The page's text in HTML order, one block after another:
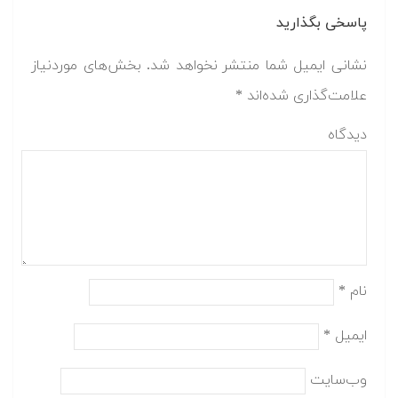
پاسخی بگذارید
نشانی ایمیل شما منتشر نخواهد شد. بخش‌های موردنیاز
علامت‌گذاری شده‌اند *
دیدگاه
نام *
ایمیل *
وب‌سایت